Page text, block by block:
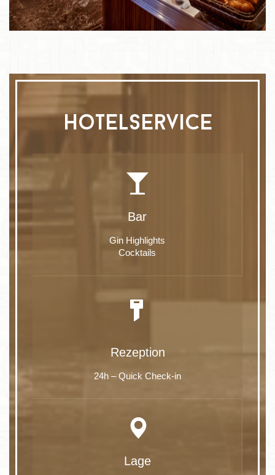
hotelservice
Bar
Gin Highlights
Cocktails
Rezeption
24h – Quick Check-in
Lage